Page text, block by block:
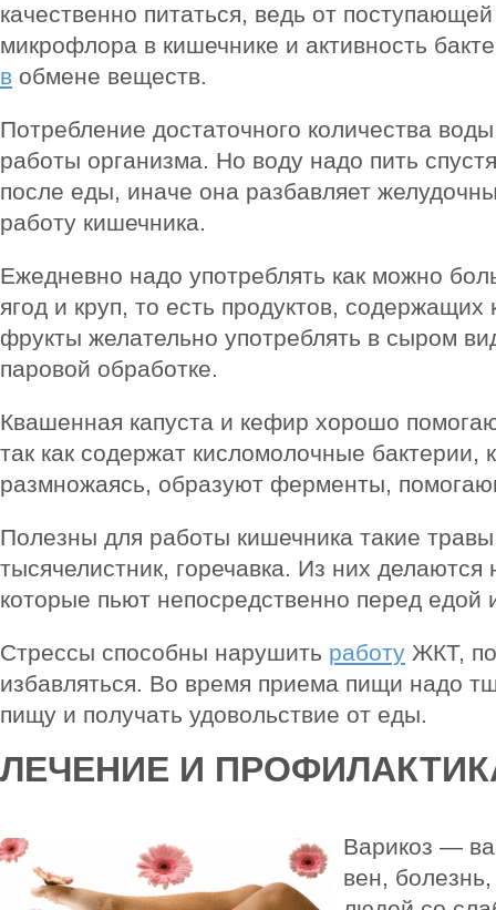
качественно питаться, ведь от
микрофлора в кишечнике и активность
в обмене веществ.
Потребление достаточного количества
работы организма. Но воду надо пить
после еды, иначе она разбавляет
работу кишечника.
Ежедневно надо употреблять как можно
ягод и круп, то есть продуктов, содержащих
фрукты желательно употреблять в сыром
паровой обработке.
Квашенная капуста и кефир хорошо
так как содержат кисломолочные бактерии,
размножаясь, образуют ферменты,
Полезны для работы кишечника такие
тысячелистник, горечавка. Из них делаются
которые пьют непосредственно перед
Стрессы способны нарушить работу ЖКТ,
избавляться. Во время приема пищи надо
пищу и получать удовольствие от еды.
ЛЕЧЕНИЕ И
Варикоз —
вен,